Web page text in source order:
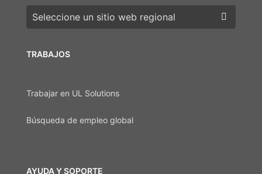
TRABAJOS
Trabajar en UL Solutions
Búsqueda de empleo global
AYUDA Y SOPORTE
Elija una región